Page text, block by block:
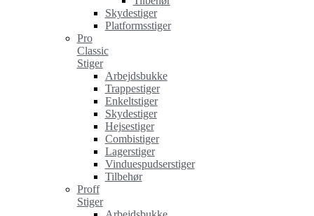
Skydestiger
Platformsstiger
Pro
Classic
Stiger
Arbejdsbukke
Trappestiger
Enkeltstiger
Skydestiger
Hejsestiger
Combistiger
Lagerstiger
Vinduespudserstiger
Tilbehør
Proff
Stiger